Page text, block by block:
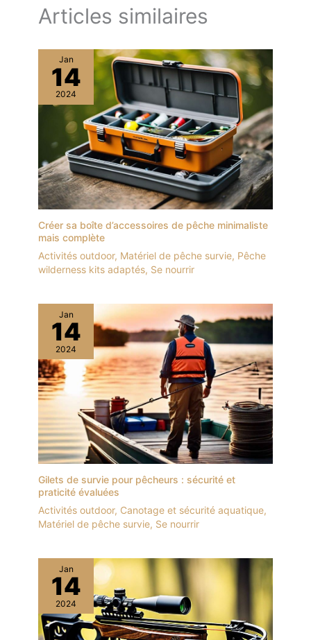
Articles similaires
Jan
14
2024
Créer sa boîte d’accessoires de pêche minimaliste
mais complète
Activités outdoor, Matériel de pêche survie, Pêche
wilderness kits adaptés, Se nourrir
Jan
14
2024
Gilets de survie pour pêcheurs : sécurité et
praticité évaluées
Activités outdoor, Canotage et sécurité aquatique,
Matériel de pêche survie, Se nourrir
Jan
14
2024